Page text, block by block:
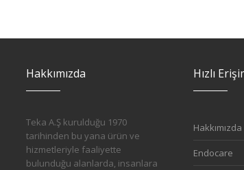
Hakkımızda
Teka A.Ş kurulduğu 1970
tarihinden bu yana ürün ve
hizmetleriyle faaliyette
bulunduğu alanlarda, insanlara
Hızlı
Hakkımızda
Endocare